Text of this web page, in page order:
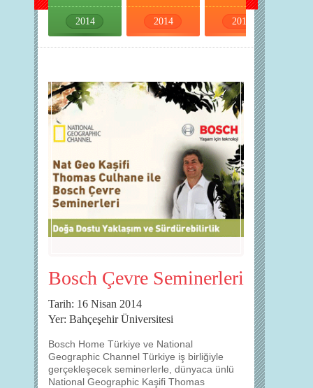
2014 2014 2014
Bosch Çevre Seminerleri
Tarih: 16 Nisan 2014
Yer: Bahçeşehir Üniversitesi
Bosch Home Türkiye ve National
Geographic Channel Türkiye iş birliğiyle
gerçekleşecek seminerlerle, dünyaca ünlü
National Geographic Kaşifi Thomas